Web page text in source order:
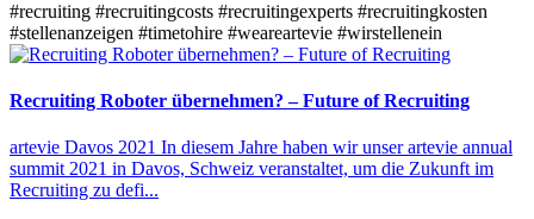
#recruiting #recruitingcosts #recruitingexperts #recruitingkosten
#stellenanzeigen #timetohire #weareartevie #wirstellenein
Recruiting Roboter übernehmen? – Future of Recruiting
artevie Davos 2021 In diesem Jahre haben wir unser artevie annual
summit 2021 in Davos, Schweiz veranstaltet, um die Zukunft im
Recruiting zu defi...